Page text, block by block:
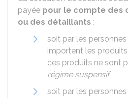
payée pour le compte des
ou des détaillants :
soit par les
importent les
ces produits ne sont
régime suspensif
soit par les